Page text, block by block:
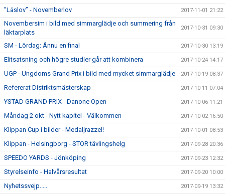
”Läslov” - Novemberlov 2017-11-01 21:22
Novembersim i bild med simmarglädje och summering från
läktarplats
2017-10-31 09:30
SM - Lördag: Ännu en final 2017-10-30 13:19
Elitsatsning och högre studier går att kombinera 2017-10-24 14:17
UGP - Ungdoms Grand Prix i bild med mycket simmarglädje 2017-10-19 08:37
Refererat Distriktsmästerskap 2017-10-11 07:04
YSTAD GRAND PRIX - Danone Open 2017-10-06 11:21
Måndag 2 okt - Nytt kapitel - Välkommen 2017-10-02 16:50
Klippan Cup i bilder - Medaljrazzel! 2017-10-01 08:53
Klippan - Helsingborg - STOR tävlingshelg 2017-09-28 20:36
SPEEDO YARDS - Jönköping 2017-09-23 12:32
Styrelseinfo - Halvårsresultat 2017-09-20 10:00
Nyhetssvejp..... 2017-09-19 13:32